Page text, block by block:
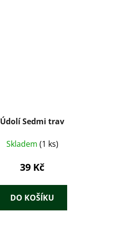
Údolí Sedmi trav
Skladem (1 ks)
39 Kč
DO KOŠÍKU